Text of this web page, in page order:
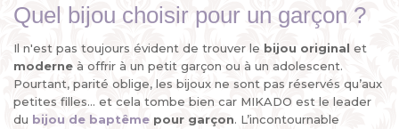
Quel bijou choisir pour un garçon ?
Il n'est pas toujours évident de trouver le bijou original et
moderne à offrir à un petit garçon ou à un adolescent.
Pourtant, parité oblige, les bijoux ne sont pas réservés qu’aux
petites filles... et cela tombe bien car MIKADO est le leader
du bijou de baptême pour garçon. L’incontournable